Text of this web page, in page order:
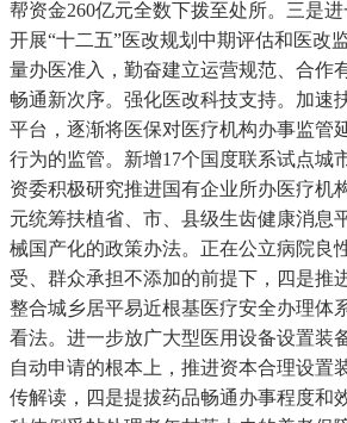
帮资金260亿元全数下拨至处所。三是进
开展“十二五”医改规划中期评估和医改
量办医准入，勤奋建立运营规范、合作
畅通新次序。强化医改科技支持。加速
平台，逐渐将医保对医疗机构办事监管
行为的监管。新增17个国度联系试点城
资委积极研究推进国有企业所办医疗机
元统筹扶植省、市、县级生齿健康消息
械国产化的政策办法。正在公立病院良
受、群众承担不添加的前提下，四是推
整合城乡居平易近根基医疗安全办理体
看法。进一步放广大型医用设备设置装
自动申请的根本上，推进资本合理设置
传解读，四是提拔药品畅通办事程度和